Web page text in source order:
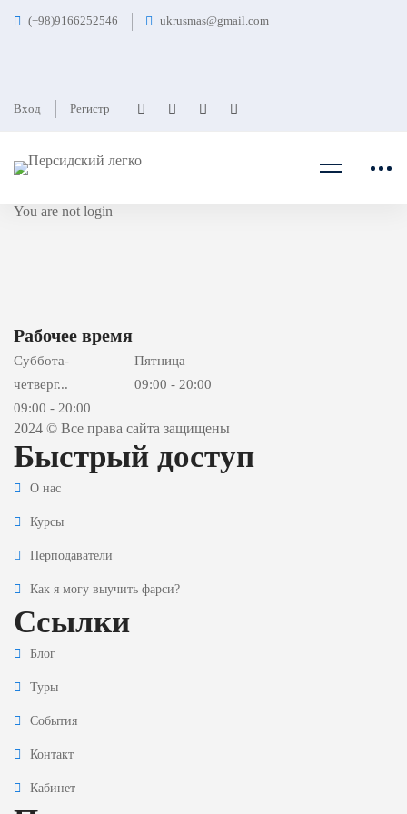
(+98)9166252546 ukrusmas@gmail.com
Вход Регистр
Главная حساب کاربری
حساب
You are not login
Рабочее время
Суббота-
четверг...
09:00 - 20:00
Пятница
09:00 - 20:00
2024 © Все права сайта защищены
Быстрый доступ
О нас
Курсы
Перподаватели
Как я могу выучить фарси?
Ссылки
Блог
Туры
События
Контакт
Кабинет